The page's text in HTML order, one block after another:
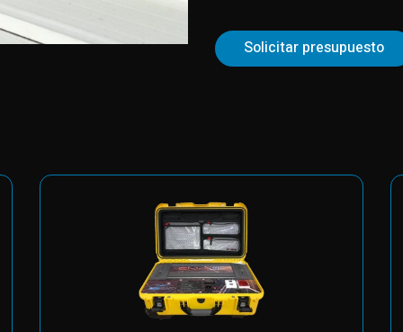
Solicitar presupuesto